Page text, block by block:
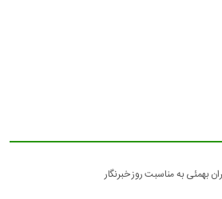
بهمئی به مناسبت روز خبرنگار